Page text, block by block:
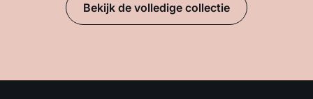
Bekijk de volledige collectie